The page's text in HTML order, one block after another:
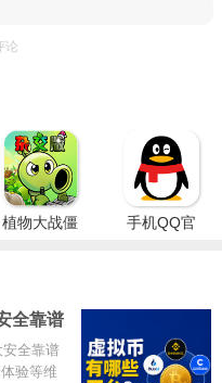
论
植物大战僵
手机QQ官
全靠谱
全靠谱
验等维